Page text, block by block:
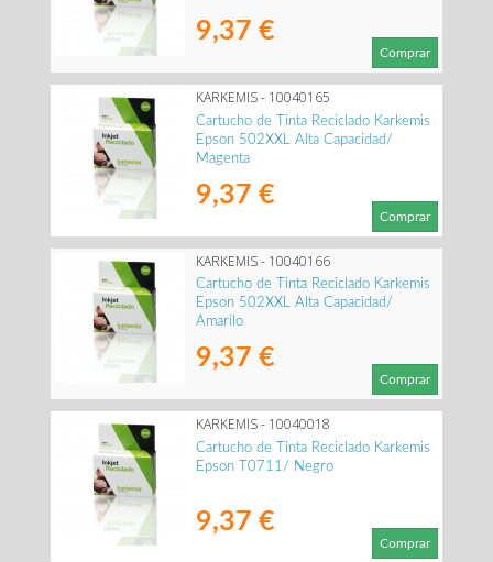
9,37 €
Comprar
KARKEMIS - 10040165
Cartucho de Tinta Reciclado Karkemis
Epson 502XXL Alta Capacidad/
Magenta
9,37 €
Comprar
KARKEMIS - 10040166
Cartucho de Tinta Reciclado Karkemis
Epson 502XXL Alta Capacidad/
Amarilo
9,37 €
Comprar
KARKEMIS - 10040018
Cartucho de Tinta Reciclado Karkemis
Epson T0711/ Negro
9,37 €
Comprar